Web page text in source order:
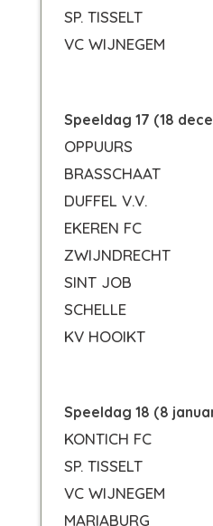
SP. TISSELT
VC WIJNEGEM
Speeldag 17 (18
OPPUURS
BRASSCHAAT
DUFFEL V.V.
EKEREN FC
ZWIJNDRECHT
SINT JOB
SCHELLE
KV HOOIKT
Speeldag 18 (8
KONTICH FC
SP. TISSELT
VC WIJNEGEM
MARIABURG